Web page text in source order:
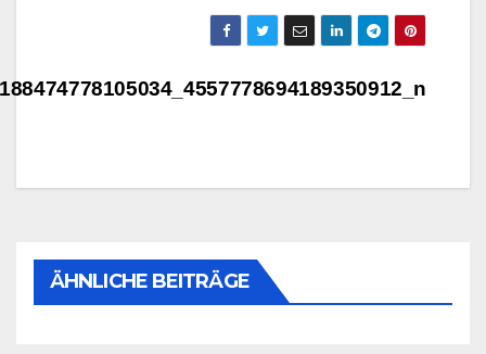
Beitragsnavigation
ÄHNLICHE BEITRÄGE